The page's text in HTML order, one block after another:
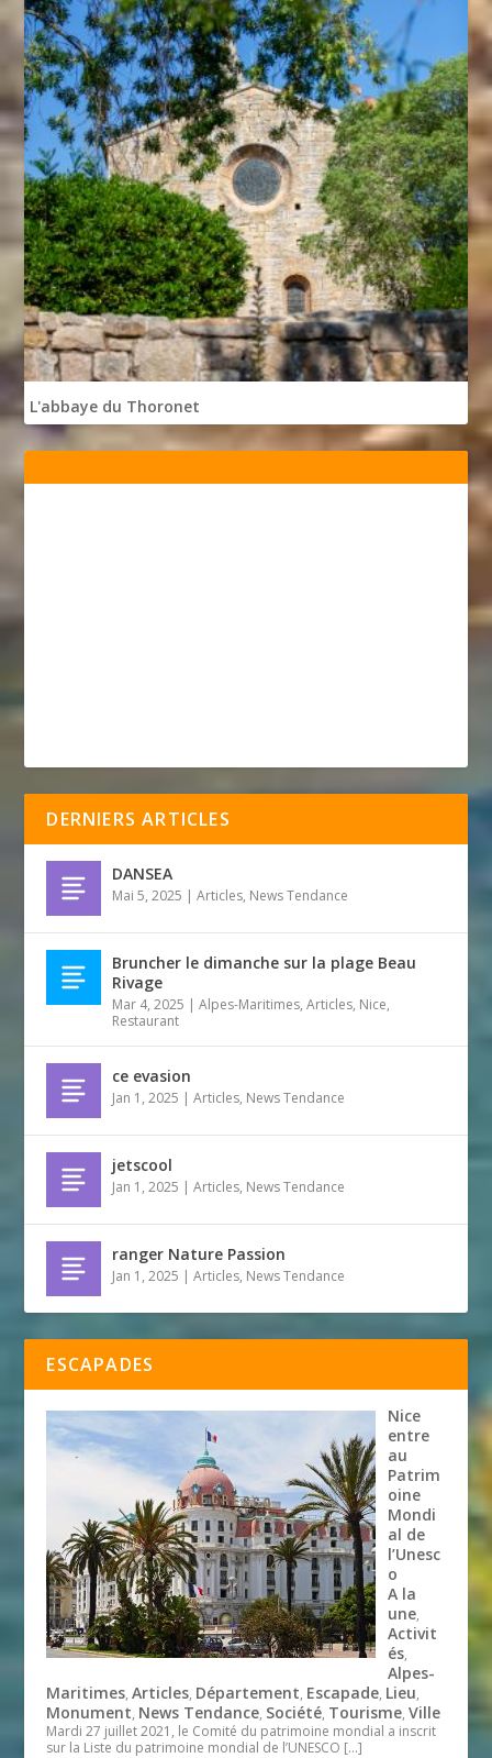
L'abbaye du Thoronet
DERNIERS ARTICLES
DANSEA
Mai 5, 2025 |Articles, News Tendance
Bruncher le dimanche sur la plage Beau
Rivage
Mar 4, 2025 |Alpes-Maritimes,Articles, Nice,
Restaurant
ce evasion
Jan 1, 2025 |Articles, News Tendance
jetscool
Jan 1, 2025 |Articles, News Tendance
ranger Nature Passion
Jan 1, 2025 |Articles, News Tendance
ESCAPADES
Nice
entre
au
Patrim
oine
Mondi
al de
l’Unesc
o
A la
une,
Activit
és,
Alpes-
Maritimes,Articles, Département, Escapade, Lieu,
Monument, News Tendance, Société, Tourisme,Ville
Mardi 27 juillet 2021, le Comité du patrimoine mondial a inscrit
sur la Liste du patrimoine mondial de l’UNESCO […]